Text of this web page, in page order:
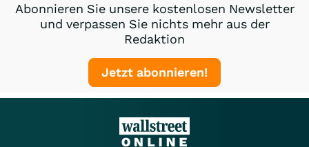
Abonnieren Sie unsere kostenlosen Newsletter
und verpassen Sie nichts mehr aus der
Redaktion
Jetzt abonnieren!